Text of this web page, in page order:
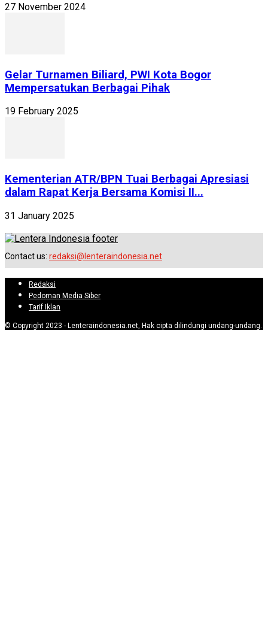
27 November 2024
Gelar Turnamen Biliard, PWI Kota Bogor
Mempersatukan Berbagai Pihak
19 February 2025
Kementerian ATR/BPN Tuai Berbagai Apresiasi
dalam Rapat Kerja Bersama Komisi II...
31 January 2025
Contact us: redaksi@lenteraindonesia.net
Redaksi
Pedoman Media Siber
Tarif Iklan
© Copyright 2023 - Lenteraindonesia.net, Hak cipta dilindungi undang-undang.